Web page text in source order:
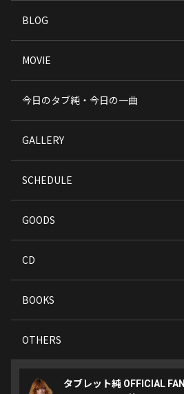
BLOG
MOVIE
今日のタブ純・今日の一曲
GALLERY
SCHEDULE
GOODS
CD
BOOKS
OTHERS
タブレット純 OFFICIAL FAN